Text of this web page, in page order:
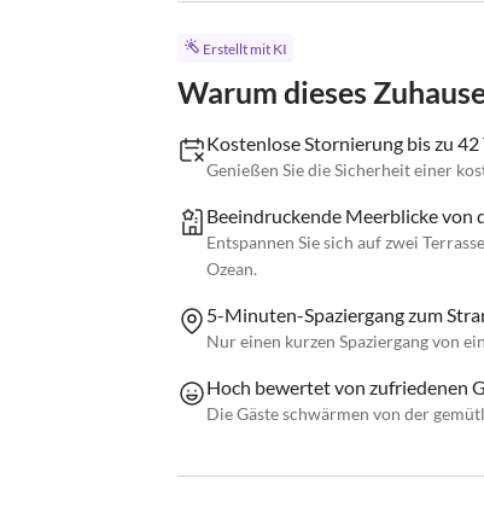
Erstellt mit KI
Warum dieses
Kostenlose Stornierung bis zu 42
Genießen Sie die Sicherheit einer
Beeindruckende Meerblicke von
Entspannen Sie sich auf zwei
Ozean.
5-Minuten-Spaziergang zum
Nur einen kurzen Spaziergang von
Hoch bewertet von zufriedenen
Die Gäste schwärmen von der